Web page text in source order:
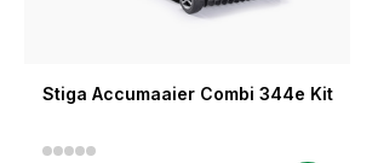
Stiga Accumaaier Combi 344e Kit